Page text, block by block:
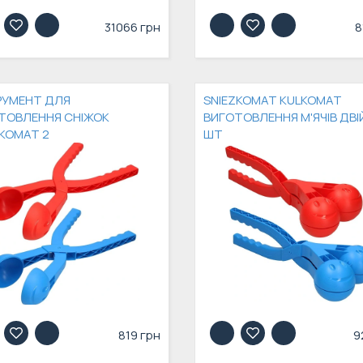
31066 грн
ДЛЯ
СНІЖОК
2
819 грн
SNIEZKOMAT KULKOMAT
ВИГОТОВЛЕННЯ М'ЯЧІВ
ШТ